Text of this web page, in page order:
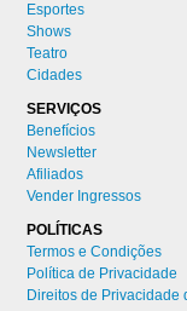
Esportes
Shows
Teatro
Cidades
SERVIÇOS
Benefícios
Newsletter
Afiliados
Vender Ingressos
POLÍTICAS
Termos e Condições
Política de Privacidade
Direitos de Privacidade